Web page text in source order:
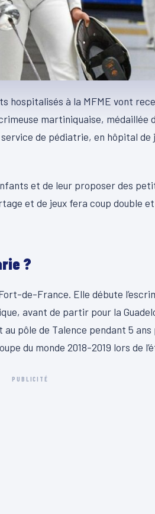
hospitalisés à la MFME vont
martiniquaise, médaillée
de pédiatrie, en hôpital
et de leur proposer des
et de jeux fera coup double
?
de-France. Elle débute
avant de partir pour la
pôle de Talence pendant 5 ans
du monde 2018-2019 lors de
PUBLICITÉ